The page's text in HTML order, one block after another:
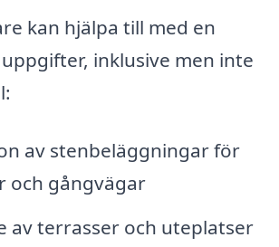
kan hjälpa till med en
inklusive men inte
av stenbeläggningar för
och gångvägar
av terrasser och uteplatser